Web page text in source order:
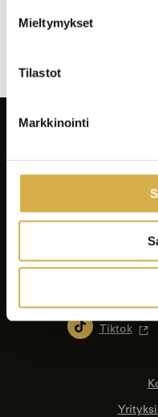
Mieltymykset
Tilastot
Markkinointi
Artikkelien
Facebook
Tiktok